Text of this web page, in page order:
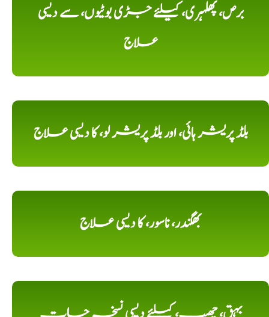
برص، پھلہری، کیلئے جڑی بوٹیوں، سے دیسی
علاج
بلڈ پریشر ہائی، اور بلڈ پریشر لو، کا دیسی علاج
بھگندر، ناسور، کا دیسی علاج